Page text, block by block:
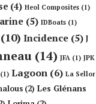
(4) Heol Composites (1)
(5) IDBoats (1)
(10) Incidence (5) J
(14) JFA (1) JPK
(1) Lagoon (6) La Sellor
(2) Les Glénans